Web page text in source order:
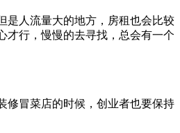
人流量大的地方，房租也会比较
才行，慢慢的去寻找，总会有一个
冒菜店的时候，创业者也要保持